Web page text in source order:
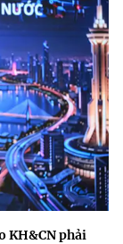
KH&CN phải